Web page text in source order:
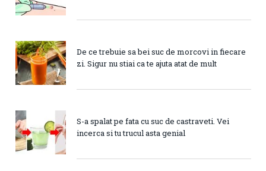
De ce trebuie sa bei suc de morcovi in fiecare
zi. Sigur nu stiai ca te ajuta atat de mult
S-a spalat pe fata cu suc de castraveti. Vei
incerca si tu trucul asta genial